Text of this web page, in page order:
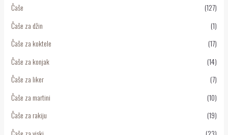
Čaše
(127)
Čaše za džin
(1)
Čaše za koktele
(17)
Čaše za konjak
(14)
Čaše za liker
(7)
Čaše za martini
(10)
Čaše za rakiju
(19)